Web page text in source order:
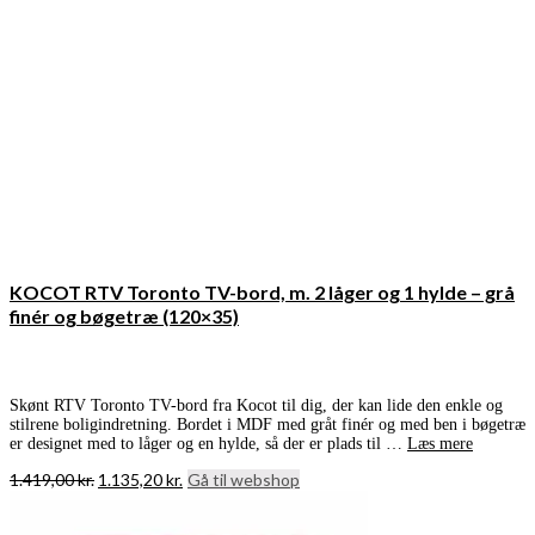
KOCOT RTV Toronto TV-bord, m. 2 låger og 1 hylde – grå
finér og bøgetræ (120×35)
Skønt RTV Toronto TV-bord fra Kocot til dig, der kan lide den enkle og
stilrene boligindretning. Bordet i MDF med gråt finér og med ben i bøgetræ
er designet med to låger og en hylde, så der er plads til … Læs mere
1.419,00kr. Den
1.135,20kr. Den
Gå til webshop